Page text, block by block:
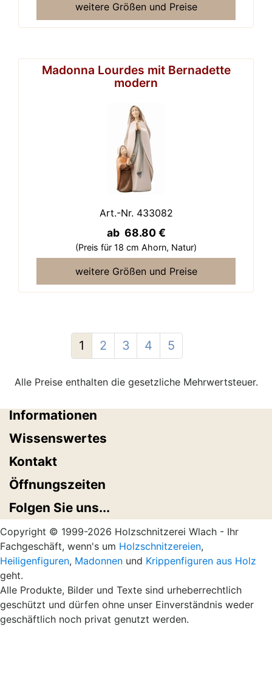
weitere Größen und Preise
Madonna Lourdes mit Bernadette
modern
Art.-Nr. 433082
ab 68.80 €
(Preis für 18 cm Ahorn, Natur)
weitere Größen und Preise
1 2 3 4 5
Alle Preise enthalten die gesetzliche Mehrwertsteuer.
Informationen
Wissenswertes
Kontakt
Öffnungszeiten
Folgen Sie uns...
Copyright © 1999-2026 Holzschnitzerei Wlach - Ihr
Fachgeschäft, wenn's um Holzschnitzereien,
Heiligenfiguren, Madonnen und Krippenfiguren aus Holz
geht.
Alle Produkte, Bilder und Texte sind urheberrechtlich
geschützt und dürfen ohne unser Einverständnis weder
geschäftlich noch privat genutzt werden.